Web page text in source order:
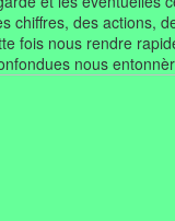
chiffres, des actions,
fois nous rendre
nous